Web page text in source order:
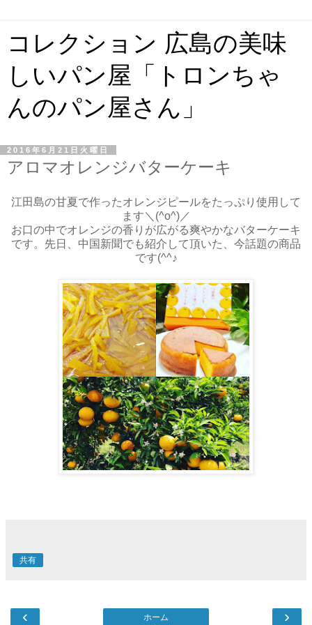
コレクション 広島の美味
しいパン屋「トロンちゃ
んのパン屋さん」
2016年6月21日火曜日
アロマオレンジバターケーキ
江田島の甘夏で作ったオレンジピールをたっぷり使用して
ます＼(^o^)／
お口の中でオレンジの香りが広がる爽やかなバターケーキ
です。先日、中国新聞でも紹介して頂いた、今話題の商品
です(^^♪
共有
‹ ›
ホーム